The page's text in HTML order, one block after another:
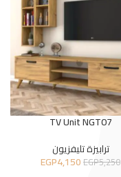
TV Unit NGT07
ترابيزة تليفزيون
EGP5,250
EGP4,150